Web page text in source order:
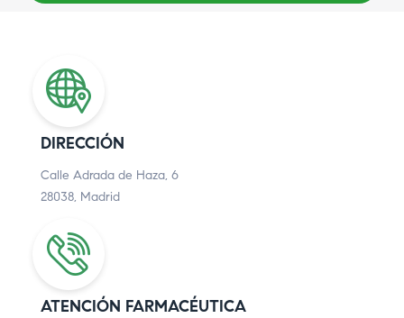
DIRECCIÓN
Calle Adrada de Haza, 6
28038, Madrid
ATENCIÓN FARMACÉUTICA